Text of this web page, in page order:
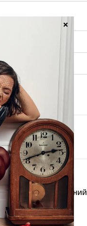
S
В КОРЗИНУ
В СПИСОК ЖЕЛАНИЙ
×